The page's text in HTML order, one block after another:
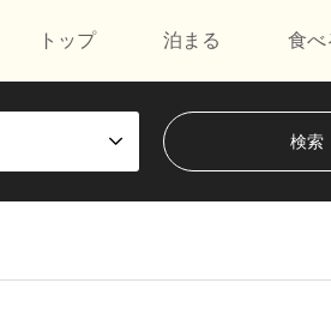
トップ 泊まる 食べ